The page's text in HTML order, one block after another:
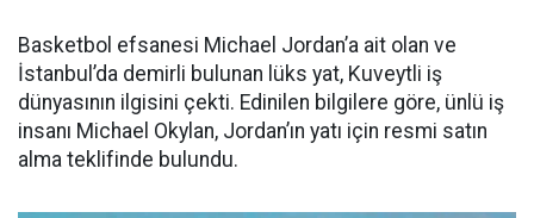
Basketbol efsanesi Michael Jordan’a ait olan ve
İstanbul’da demirli bulunan lüks yat, Kuveytli iş
dünyasının ilgisini çekti. Edinilen bilgilere göre, ünlü iş
insanı Michael Okylan, Jordan’ın yatı için resmi satın
alma teklifinde bulundu.